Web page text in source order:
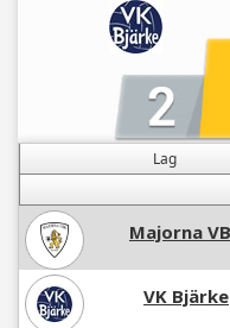
Lag
Majorna
VK Bjärke